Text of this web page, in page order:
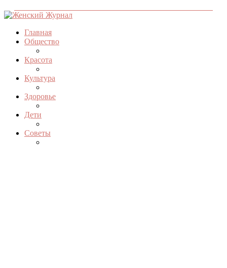
Главная
Общество
Красота
Культура
Здоровье
Дети
Советы